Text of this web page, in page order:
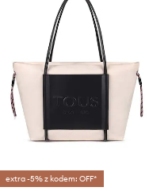
extra -5% z kodem: OFF*